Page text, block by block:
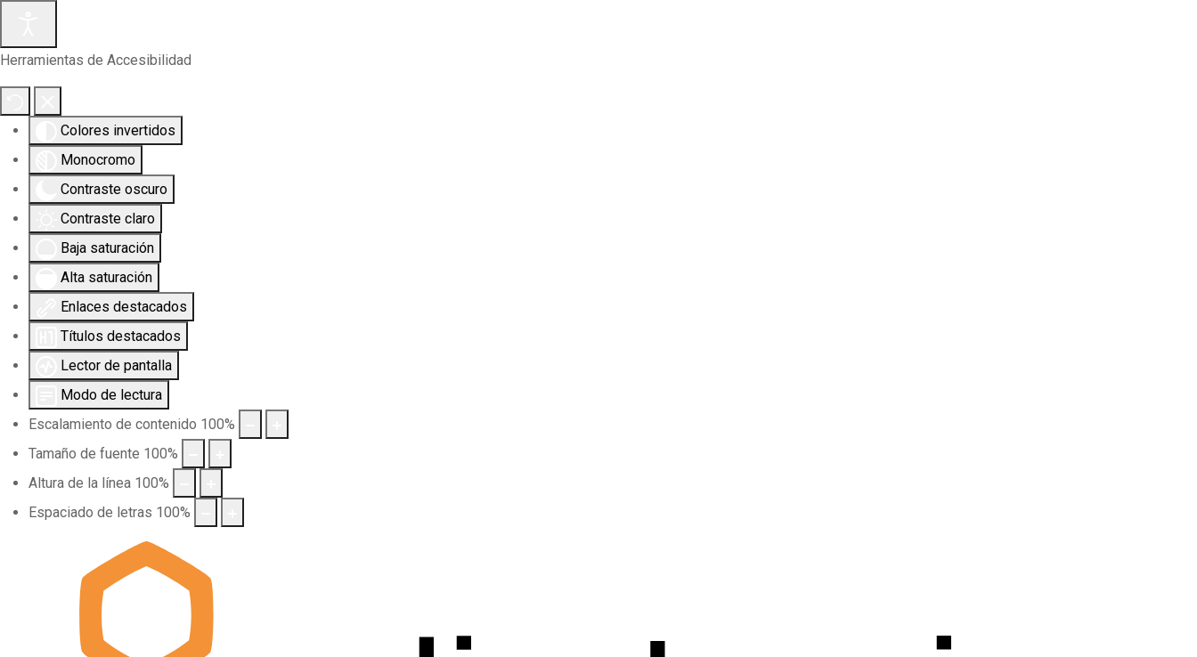
Herramientas de Accesibilidad
Colores invertidos
Monocromo
Contraste oscuro
Contraste claro
Baja saturación
Alta saturación
Enlaces destacados
Títulos destacados
Lector de pantalla
Modo de lectura
Escalamiento de contenido 100%
Tamaño de fuente 100%
Altura de la línea 100%
Espaciado de letras 100%